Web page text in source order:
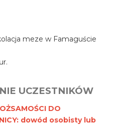
meze w Famaguście
UCZESTNIKÓW
DO
dowód osobisty lub